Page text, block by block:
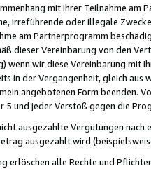
mit Ihrer Teilnahme am
irreführende oder illegale
am Partnerprogramm
dieser Vereinbarung von den
wir diese Vereinbarung mit
in der Vergangenheit, gleich
angebotenen Form beenden.
5 und jeder Verstoß gegen die
ausgezahlte Vergütungen
ausgezahlt wird
erlöschen alle Rechte und